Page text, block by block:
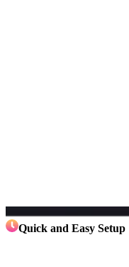
Quick and Easy Setup